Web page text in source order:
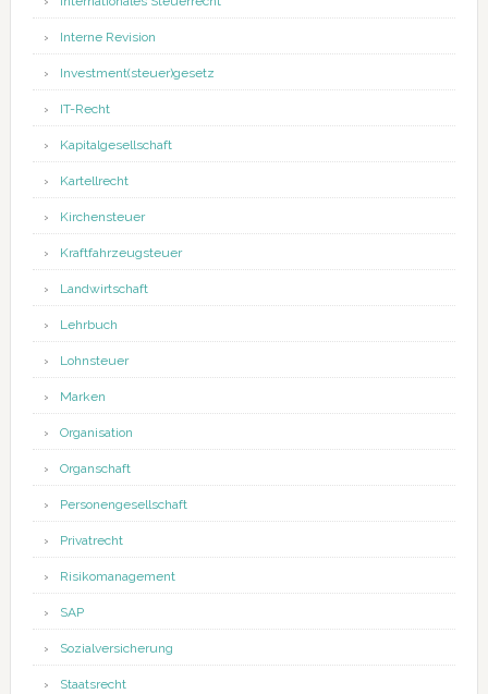
Interne Revision
Investment(steuer)gesetz
IT-Recht
Kapitalgesellschaft
Kartellrecht
Kirchensteuer
Kraftfahrzeugsteuer
Landwirtschaft
Lehrbuch
Lohnsteuer
Marken
Organisation
Organschaft
Personengesellschaft
Privatrecht
Risikomanagement
SAP
Sozialversicherung
Staatsrecht